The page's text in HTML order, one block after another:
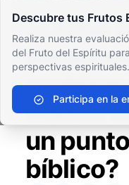
Descubre tus Frutos
Realiza nuestra
del Fruto del Espíritu
perspectivas espirituales.
Participa en la
de la
¿Cómo
un
bíblico?